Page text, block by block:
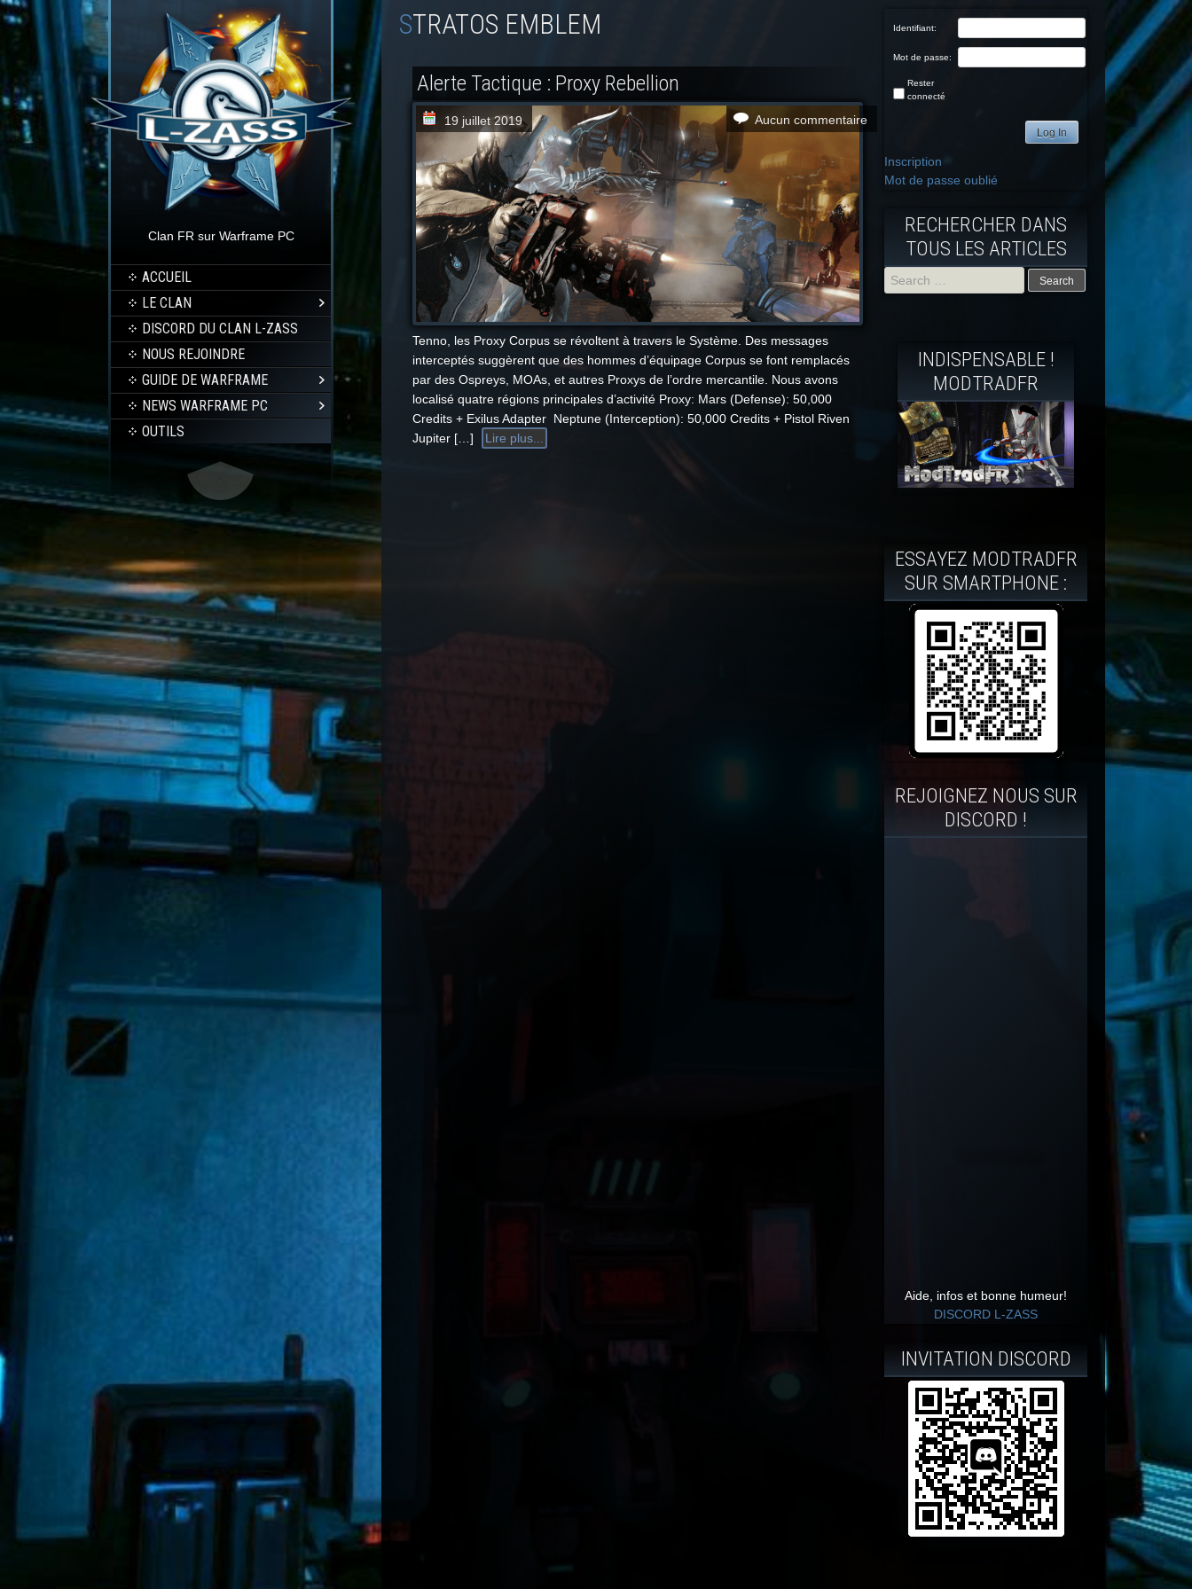
Clan FR sur Warframe PC
ACCUEIL
LE CLAN
DISCORD DU CLAN L-ZASS
NOUS REJOINDRE
GUIDE DE WARFRAME
NEWS WARFRAME PC
OUTILS
STRATOS EMBLEM
Alerte Tactique : Proxy Rebellion
19 juillet 2019 Aucun commentaire
Tenno, les Proxy Corpus se révoltent à travers le Système. Des messages
interceptés suggèrent que des hommes d’équipage Corpus se font remplacés
par des Ospreys, MOAs, et autres Proxys de l’ordre mercantile. Nous avons
localisé quatre régions principales d’activité Proxy: Mars (Defense): 50,000
Credits + Exilus Adapter Neptune (Interception): 50,000 Credits + Pistol Riven
Jupiter […]
Lire plus...
Identifiant:
Mot de passe:
Rester
connecté
Log In
Inscription
Mot de passe oublié
RECHERCHER DANS
TOUS LES ARTICLES
INDISPENSABLE !
MODTRADFR
ESSAYEZ MODTRADFR
SUR SMARTPHONE :
REJOIGNEZ NOUS SUR
DISCORD !
Aide, infos et bonne humeur!
DISCORD L-ZASS
INVITATION DISCORD